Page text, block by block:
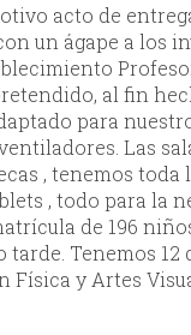
acto de
un ágape a los
al fin
para
Las
, tenemos toda
, todo para la
de 196
Tenemos 12
Física y Artes